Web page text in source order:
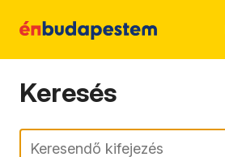
Keresés
Keresés